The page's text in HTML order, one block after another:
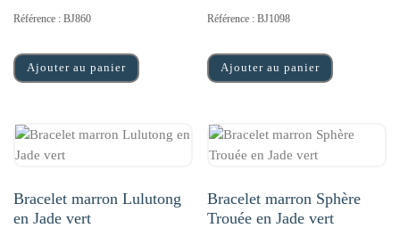
Référence : BJ860
Ajouter au panier
Référence : BJ1098
Ajouter au panier
Bracelet marron Lulutong
en Jade vert
Bracelet marron Sphère
Trouée en Jade vert